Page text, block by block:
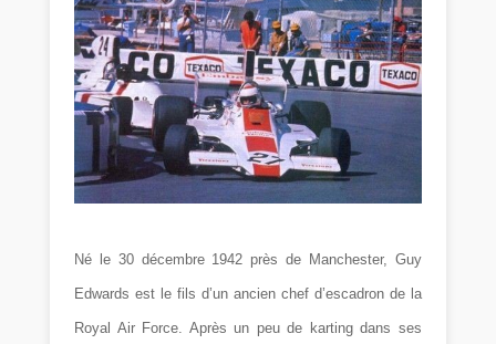
Né le 30 décembre 1942 près de Manchester, Guy
Edwards est le fils d’un ancien chef d’escadron de la
Royal Air Force. Après un peu de karting dans ses